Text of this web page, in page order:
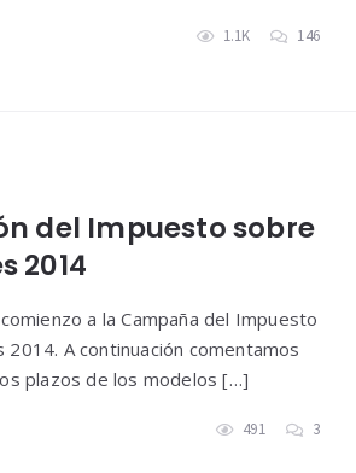
1.1K 146
del Impuesto sobre
2014
a la Campaña del Impuesto
2014. A continuación comentamos
plazos de los modelos […]
491 3